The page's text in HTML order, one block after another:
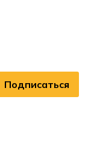
Подписаться